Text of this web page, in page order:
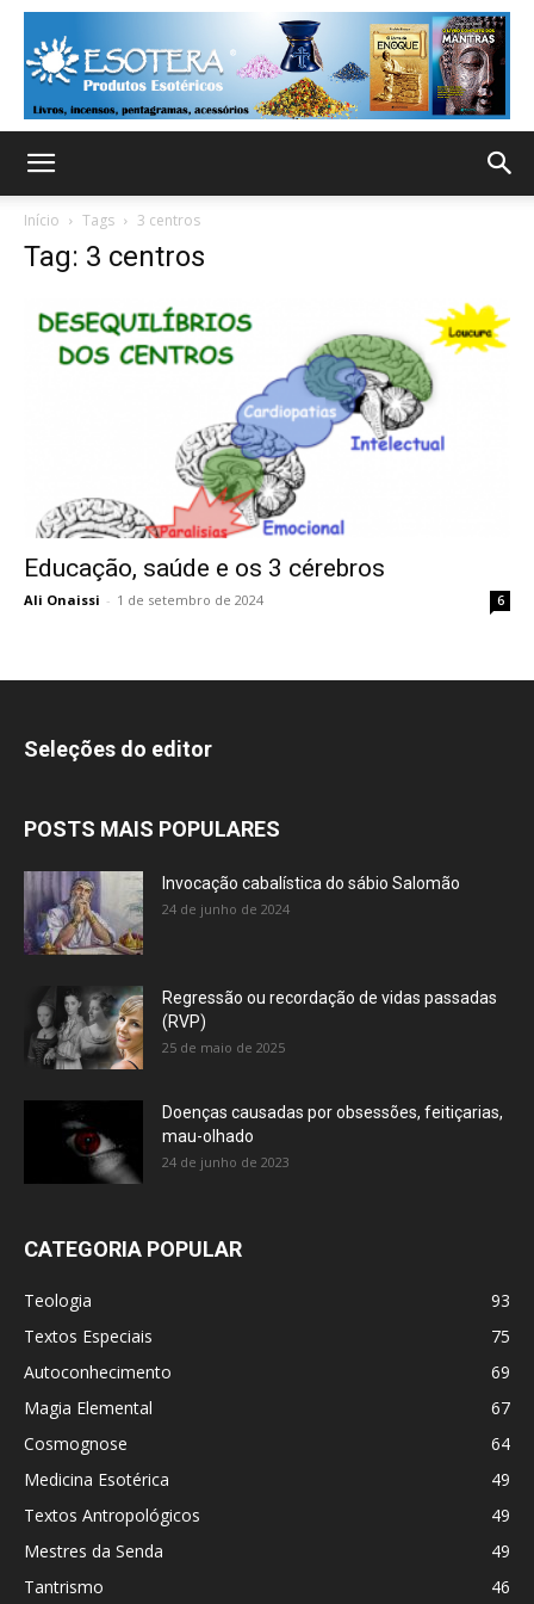
Início Tags 3 centros
Tag: 3 centros
Educação, saúde e os 3 cérebros
Ali Onaissi - 1 de setembro de 2024 6
Seleções do editor
POSTS MAIS POPULARES
Invocação cabalística do sábio Salomão
24 de junho de 2024
Regressão ou recordação de vidas passadas
(RVP)
25 de maio de 2025
Doenças causadas por obsessões, feitiçarias,
mau-olhado
24 de junho de 2023
CATEGORIA POPULAR
Teologia
93
Textos Especiais
75
Autoconhecimento
69
Magia Elemental
67
Cosmognose
64
Medicina Esotérica
49
Textos Antropológicos
49
Mestres da Senda
49
Tantrismo
46